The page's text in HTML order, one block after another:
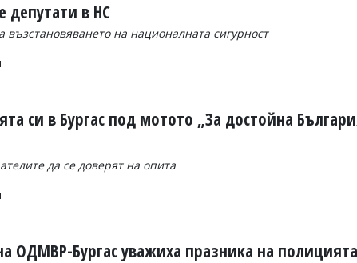
депутати в НС
на националната сигурност
си в Бургас под мотото „За достойна
да се доверят на опита
ОДМВР-Бургас уважиха празника на полицията